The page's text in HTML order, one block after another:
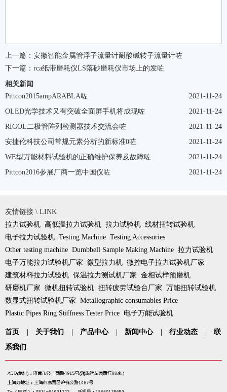
上一篇： 安徽智能金属管浮子流量计耐酸碱转子流量计咗
下一篇： rca纸带磨耗仪LS落砂磨耗仪市场上的发咗
相关新闻
2021-11-24
Pittcon2015ampARABLA咗
2021-11-24
OLED光学技术又有突破全面屏手机将成现咗
2021-11-24
RIGOL二极管阵列检测器技术交流会咗
2021-11-24
安捷伦科技公司常规元素分析的新标准0咗
2021-11-24
WE型万能材料试验机的正确维护保养及故障咗
2021-11-24
Pittcon2016参展厂商一览中国仪咗
友情链接 \ LINK
拉力试验机 高低温拉力试验机 拉力试验机 线材扭转试验机
电子拉力试验机 Testing Machine Testing Accessories
Other testing machine Dumbbell Sample Making Machine 拉力试验机
电子万能拉力试验机厂家 微型拉力机 微控电子拉力试验机厂家
建筑材料拉力试验机 保温拉力测试机厂家 金相试样预磨机
研磨机厂家 微机扭转试验机 扭转疲劳试验台厂家 万能扭转试验机
数显式扭转试验机厂家 Metallographic consumables Price
Plastic Pipes Ring Stiffness Tester Price 电子万能试验机
首页 | 关于我们 | 产品中心 | 新闻中心 | 行业动态 |
联
系我们